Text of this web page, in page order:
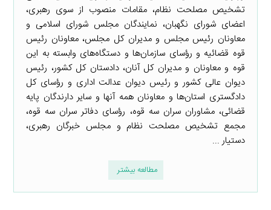
تشخیص مصلحت نظام، مقامات منصوب از سوی رهبری،
اعضای شورای نگهبان، نمایندگان مجلس شورای اسلامی و
معاونان رئیس مجلس و مدیران کل مجلس، معاونان رئیس
قوه قضائیه و رؤسای سازمان‌ها و دستگاه‌های وابسته به این
قوه و معاونان و مدیران کل آنان، دادستان کل کشور، رئیس
دیوان عالی کشور و رئیس دیوان عدالت اداری و رؤسای کل
دادگستری استان‌ها و معاونان همه آنها و سایر دارندگان پایه
قضائی، مشاوران سران سه قوه، رؤسای دفاتر سران سه قوه،
مجمع تشخیص مصلحت نظام و مجلس خبرگان رهبری،
دستیار ...
مطالعه بیشتر